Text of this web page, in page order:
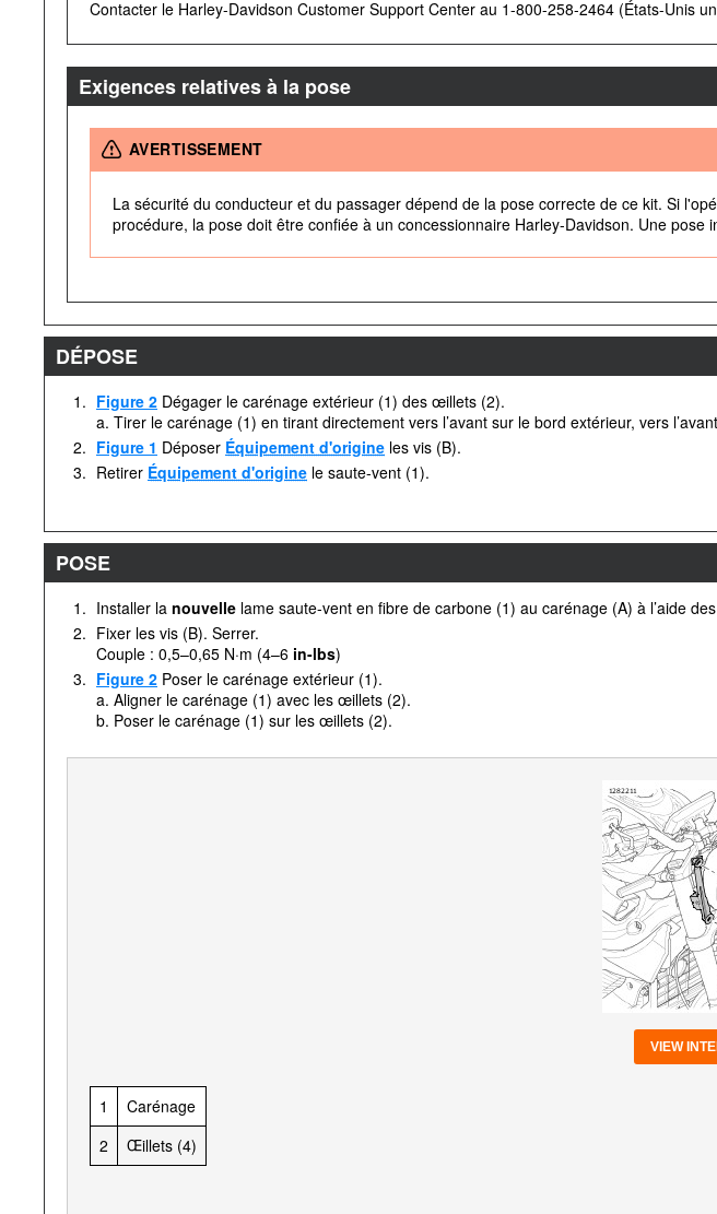
Contacter le Harley-Davidson Customer Support Center au 1-800-258-2464 (États-Unis
Exigences relatives à la pose
AVERTISSEMENT
La sécurité du conducteur et du passager dépend de la pose correcte de ce kit. Si
procédure, la pose doit être confiée à un concessionnaire Harley-Davidson. Une
DÉPOSE
1. Figure 2 Dégager le carénage extérieur (1) des œillets (2).
a. Tirer le carénage (1) en tirant directement vers l’avant sur le bord extérieur, vers
2. Figure 1 Déposer Équipement d'origine les vis (B).
3. Retirer Équipement d'origine le saute-vent (1).
POSE
1. Installer la nouvelle lame saute-vent en fibre de carbone (1) au carénage (A) à l’aide des
2. Fixer les vis (B). Serrer.
Couple : 0,5–0,65 N·m (4–6 in-lbs)
3. Figure 2 Poser le carénage extérieur (1).
a. Aligner le carénage (1) avec les œillets (2).
b. Poser le carénage (1) sur les œillets (2).
VIEW
1
Carénage
2
Œillets (4)